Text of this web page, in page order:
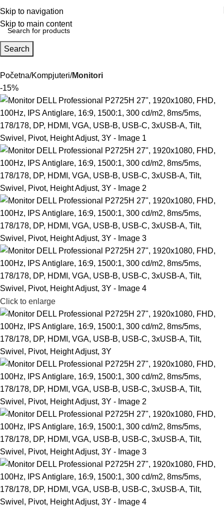
Skip to navigation
Skip to main content
Search
Početna Kompjuteri Monitori
-15%
Click to enlarge